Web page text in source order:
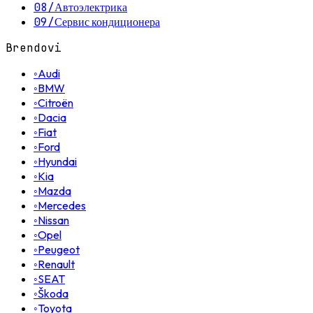
08/Автоэлектрика
09/Сервис кондиционера
Brendovi
◦Audi
◦BMW
◦Citroën
◦Dacia
◦Fiat
◦Ford
◦Hyundai
◦Kia
◦Mazda
◦Mercedes
◦Nissan
◦Opel
◦Peugeot
◦Renault
◦SEAT
◦Škoda
◦Toyota